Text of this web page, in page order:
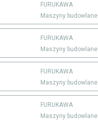
FURUKAWA
Maszyny budowlane
FURUKAWA
Maszyny budowlane
FURUKAWA
Maszyny budowlane
FURUKAWA
Maszyny budowlane